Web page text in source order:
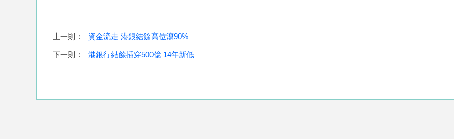
上一則： 資金流走 港銀結餘高位瀉90%
下一則： 港銀行結餘插穿500億 14年新低